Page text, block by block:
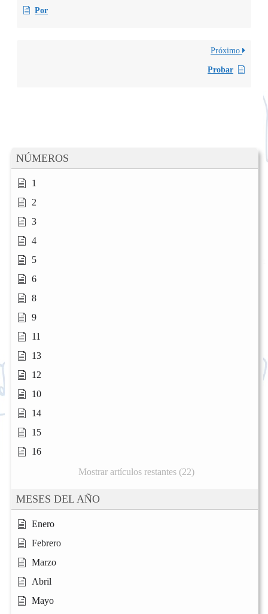
NÚMEROS
1
2
3
4
5
6
8
9
11
13
12
10
14
15
16
Mostrar artículos restantes (22)
MESES DEL AÑO
Enero
Febrero
Marzo
Abril
Mayo
Por
Próximo
Probar